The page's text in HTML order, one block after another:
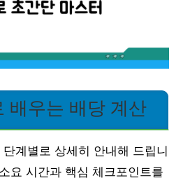
배우는 배당 계산
계별로 상세히 안내해 드립니
요 시간과 핵심 체크포인트를